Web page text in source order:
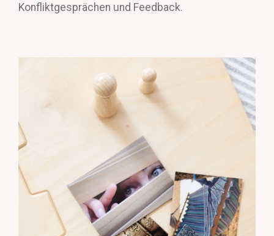
Konfliktgesprächen und Feedback.